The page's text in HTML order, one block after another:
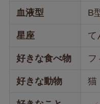
血液型 B
星座 て
好きな食べ物 フ
好きな動物 猫